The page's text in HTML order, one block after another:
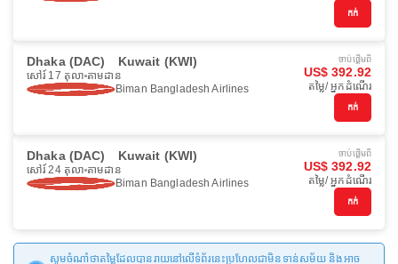
កក់
Dhaka (DAC) Kuwait (KWI)
សៅរ៍ 17 តុលា តាមដាន
Biman Bangladesh Airlines
ចាប់ផ្ដើមពី
US$ 392.92
តម្លៃ/ អ្នកដំណើរ
កក់
Dhaka (DAC) Kuwait (KWI)
សៅរ៍ 24 តុលា តាមដាន
Biman Bangladesh Airlines
ចាប់ផ្ដើមពី
US$ 392.92
តម្លៃ/ អ្នកដំណើរ
កក់
សូមចំណាំថាតម្លៃដែលបានរាយនៅលើទំព័រនេះប្រហែលជាមិនទាន់សម័យ និងអាច